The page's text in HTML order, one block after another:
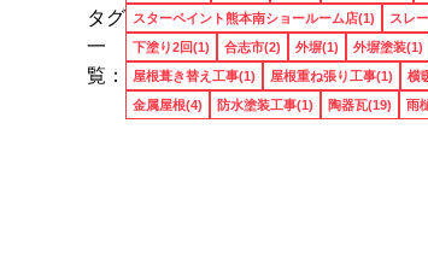
タグ
一
覧：
スターペイント熊本南ショールーム店(1)
スレ
下塗り2回(1)
合志市(2) 外塀(1) 外塀塗装(1)
屋根葺き替え工事(1)
屋根重ね張り工事(1) 横
金属屋根(4)
防水塗装工事(1) 陶器瓦(19) 雨